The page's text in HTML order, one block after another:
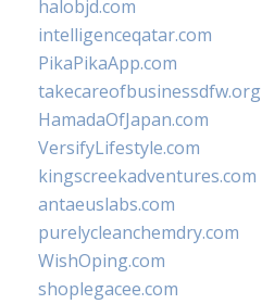
halobjd.com
intelligenceqatar.com
PikaPikaApp.com
takecareofbusinessdfw.org
HamadaOfJapan.com
VersifyLifestyle.com
kingscreekadventures.com
antaeuslabs.com
purelycleanchemdry.com
WishOping.com
shoplegacee.com